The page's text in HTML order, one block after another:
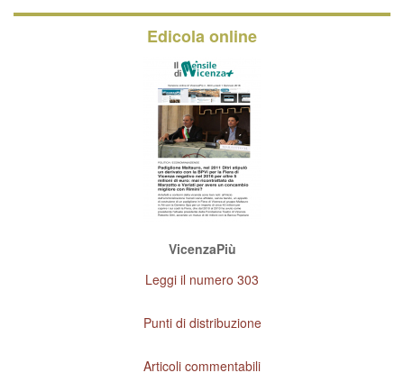
Edicola online
VicenzaPiù
Leggi il numero 303
Punti di distribuzione
Articoli commentabili